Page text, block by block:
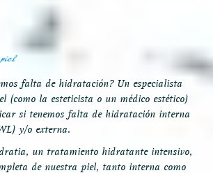
falta de hidratación? Un especialista
(como la esteticista o un médico estético)
si tenemos falta de hidratación interna
y/o externa.
un tratamiento hidratante intensivo,
de nuestra piel, tanto interna como